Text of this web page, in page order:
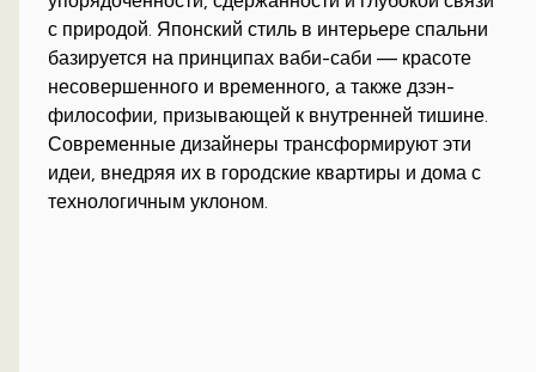
с природой. Японский стиль в интерьере спальни
базируется на принципах ваби-саби — красоте
несовершенного и временного, а также дзэн-
философии, призывающей к внутренней тишине.
Современные дизайнеры трансформируют эти
идеи, внедряя их в городские квартиры и дома с
технологичным уклоном.